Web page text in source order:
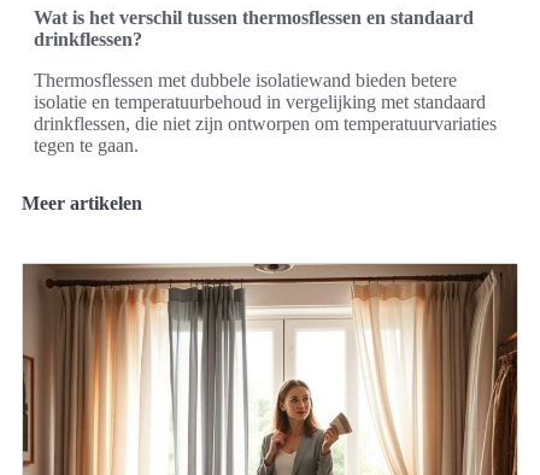
Wat is het verschil tussen thermosflessen en standaard
drinkflessen?
Thermosflessen met dubbele isolatiewand bieden betere
isolatie en temperatuurbehoud in vergelijking met standaard
drinkflessen, die niet zijn ontworpen om temperatuurvariaties
tegen te gaan.
Meer artikelen